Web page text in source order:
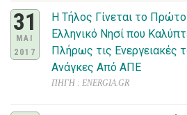
31
ΜΑΙ
2017
Η Τήλος Γίνεται το Πρώτο
Ελληνικό Νησί που
Πλήρως τις Ενεργειακές
Ανάγκες Από ΑΠΕ
ΠΗΓΗ : ENERGIA.GR